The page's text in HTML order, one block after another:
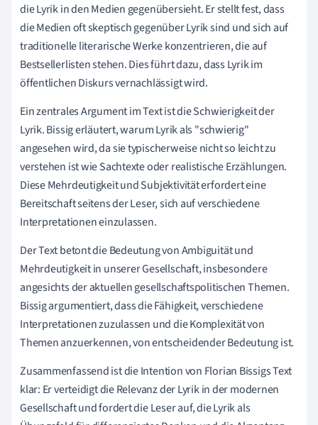
die Lyrik in den Medien gegenübersieht. Er stellt fest, dass
die Medien oft skeptisch gegenüber Lyrik sind und sich auf
traditionelle literarische Werke konzentrieren, die auf
Bestsellerlisten stehen. Dies führt dazu, dass Lyrik im
öffentlichen Diskurs vernachlässigt wird.
Ein zentrales Argument im Text ist die Schwierigkeit der
Lyrik. Bissig erläutert, warum Lyrik als "schwierig"
angesehen wird, da sie typischerweise nicht so leicht zu
verstehen ist wie Sachtexte oder realistische Erzählungen.
Diese Mehrdeutigkeit und Subjektivität erfordert eine
Bereitschaft seitens der Leser, sich auf verschiedene
Interpretationen einzulassen.
Der Text betont die Bedeutung von Ambiguität und
Mehrdeutigkeit in unserer Gesellschaft, insbesondere
angesichts der aktuellen gesellschaftspolitischen Themen.
Bissig argumentiert, dass die Fähigkeit, verschiedene
Interpretationen zuzulassen und die Komplexität von
Themen anzuerkennen, von entscheidender Bedeutung ist.
Zusammenfassend ist die Intention von Florian Bissigs Text
klar: Er verteidigt die Relevanz der Lyrik in der modernen
Gesellschaft und fordert die Leser auf, die Lyrik als